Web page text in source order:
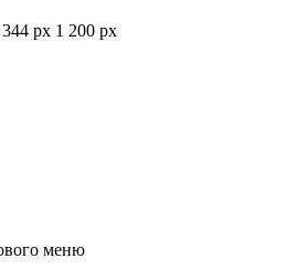
344 px 1 200 px
меню